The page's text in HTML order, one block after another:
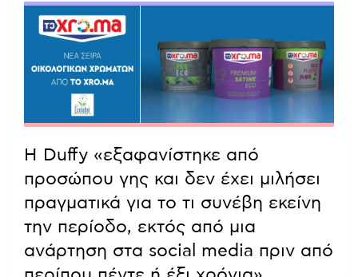
Η Duffy «εξαφανίστηκε από
προσώπου γης και δεν έχει μιλήσει
πραγματικά για το τι συνέβη εκείνη
την περίοδο, εκτός από μια
ανάρτηση στα social media πριν από